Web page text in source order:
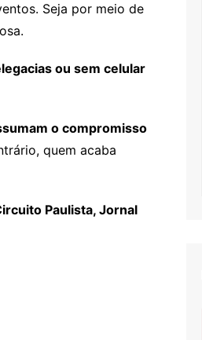
Seja por meio de
ou sem celular
o compromisso
quem acaba
Paulista, Jornal